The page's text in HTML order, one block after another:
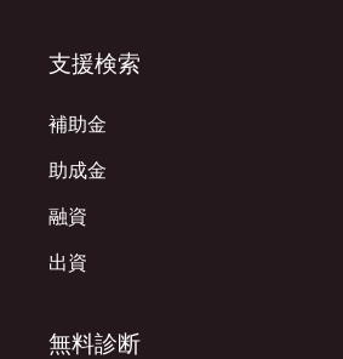
支援検索
補助金
助成金
融資
出資
無料診断